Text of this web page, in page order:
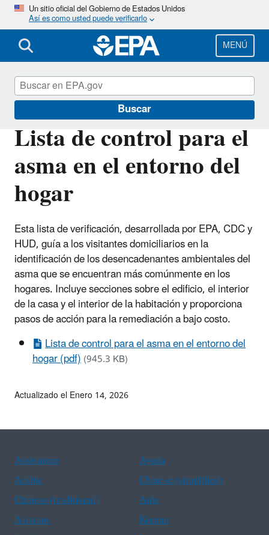
Pasar
al
contenido
principal
Un sitio oficial del Gobierno de Estados Unidos
Así es como usted puede verificarlo
MENÚ
Buscar
Lista de control para el
asma en el entorno del
hogar
Esta lista de verificación, desarrollada por EPA, CDC y
HUD, guía a los visitantes domiciliarios en la
identificación de los desencadenantes ambientales del
asma que se encuentran más comúnmente en los
hogares. Incluye secciones sobre el edificio, el interior
de la casa y el interior de la habitación y proporciona
pasos de acción para la remediación a bajo costo.
Lista de control para el asma en el entorno del
hogar (pdf)(945.3 KB)
Calidad del aire interior
Actualizado el Enero 14, 2026
Assistance
Ayuda
Arabic
Chinese (simplified)
Chinese (traditional)
Aide
Asistans
Korean